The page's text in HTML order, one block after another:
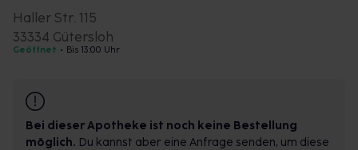
Haller Str. 115
33334 Gütersloh
Geöffnet • Bis 13:00 Uhr
Bei dieser Apotheke ist noch keine Bestellung
möglich. Du kannst aber eine Anfrage senden, um diese